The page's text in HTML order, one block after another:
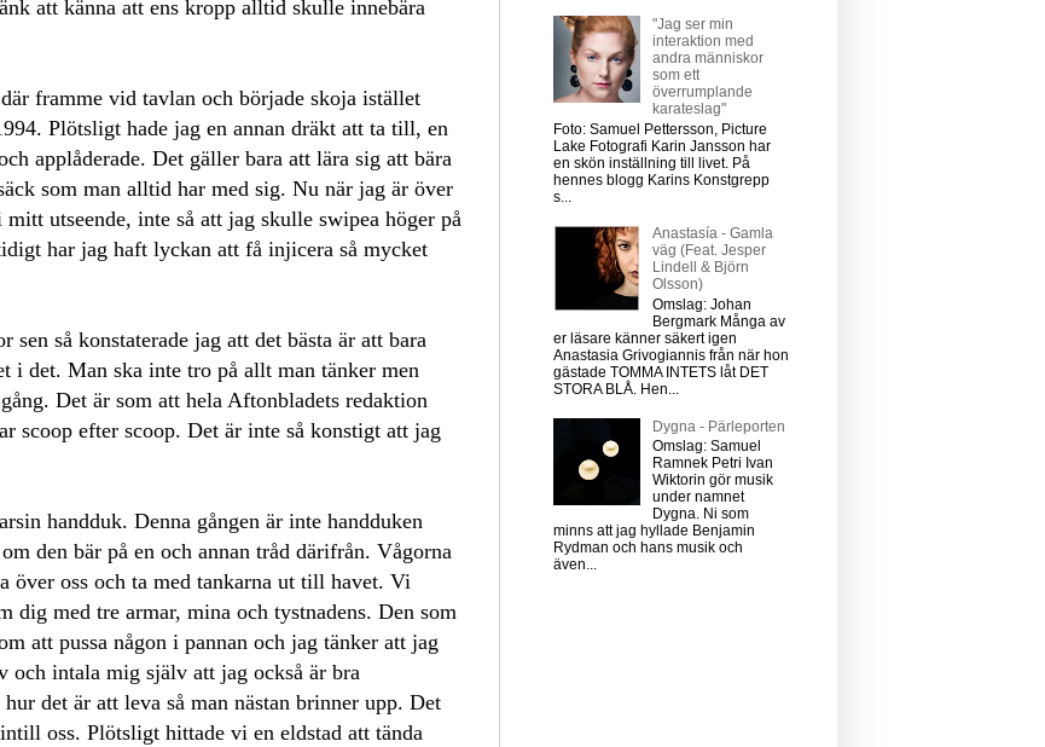
att känna att ens kropp alltid skulle innebära
framme vid tavlan och började skoja istället
Plötsligt hade jag en annan dräkt att ta till, en
applåderade. Det gäller bara att lära sig att bära
som man alltid har med sig. Nu när jag är över
utseende, inte så att jag skulle swipea höger på
har jag haft lyckan att få injicera så mycket
så konstaterade jag att det bästa är att bara
i det. Man ska inte tro på allt man tänker men
Det är som att hela Aftonbladets redaktion
scoop efter scoop. Det är inte så konstigt att jag
handduk. Denna gången är inte handduken
den bär på en och annan tråd därifrån. Vågorna
över oss och ta med tankarna ut till havet. Vi
dig med tre armar, mina och tystnadens. Den som
att pussa någon i pannan och jag tänker att jag
intala mig själv att jag också är bra
det är att leva så man nästan brinner upp. Det
oss. Plötsligt hittade vi en eldstad att tända
"Jag ser min
interaktion med
andra människor
som ett
överrumplande
karateslag"
Foto: Samuel Pettersson, Picture
Lake Fotografi Karin Jansson har
en skön inställning till livet. På
hennes blogg Karins Konstgrepp
s...
Anastasía - Gamla
väg (Feat. Jesper
Lindell & Björn
Olsson)
Omslag: Johan
Bergmark Många av
er läsare känner säkert igen
Anastasia Grivogiannis från när hon
gästade TOMMA INTETS låt DET
STORA BLÅ. Hen...
Dygna - Pärleporten
Omslag: Samuel
Ramnek Petri Ivan
Wiktorin gör musik
under namnet
Dygna. Ni som
minns att jag hyllade Benjamin
Rydman och hans musik och
även...